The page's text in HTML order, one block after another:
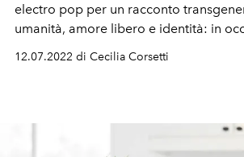
electro pop per un racconto
umanità, amore libero e identità: in
12.07.2022 di Cecilia Corsetti